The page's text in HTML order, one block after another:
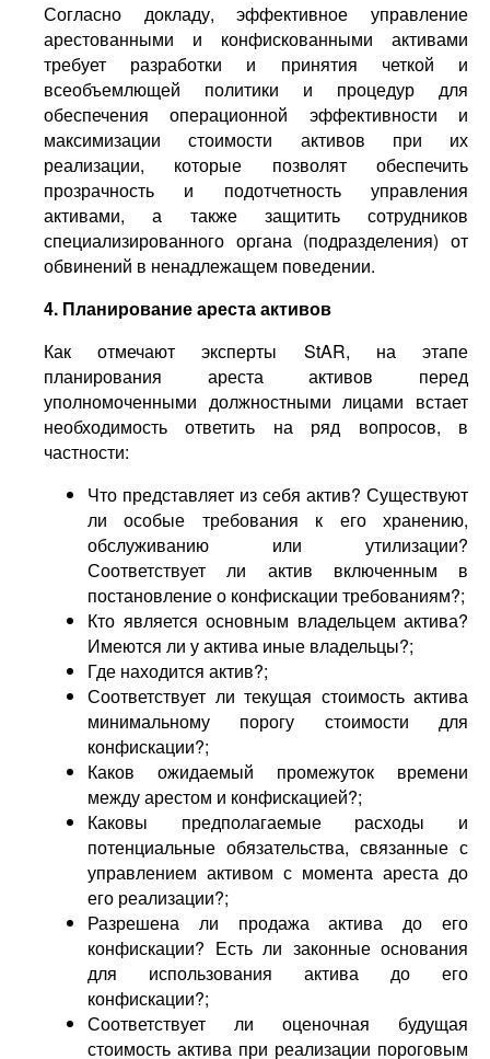
Согласно докладу, эффективное управление
арестованными и конфискованными активами
требует разработки и принятия четкой и
всеобъемлющей политики и процедур для
обеспечения операционной эффективности и
максимизации стоимости активов при их
реализации, которые позволят обеспечить
прозрачность и подотчетность управления
активами, а также защитить сотрудников
специализированного органа (подразделения) от
обвинений в ненадлежащем поведении.
4. Планирование ареста активов
Как отмечают эксперты StAR, на этапе
планирования ареста активов перед
уполномоченными должностными лицами встает
необходимость ответить на ряд вопросов, в
частности:
Что представляет из себя актив? Существуют
ли особые требования к его хранению,
обслуживанию или утилизации?
Соответствует ли актив включенным в
постановление о конфискации требованиям?;
Кто является основным владельцем актива?
Имеются ли у актива иные владельцы?;
Где находится актив?;
Соответствует ли текущая стоимость актива
минимальному порогу стоимости для
конфискации?;
Каков ожидаемый промежуток времени
между арестом и конфискацией?;
Каковы предполагаемые расходы и
потенциальные обязательства, связанные с
управлением активом с момента ареста до
его реализации?;
Разрешена ли продажа актива до его
конфискации? Есть ли законные основания
для использования актива до его
конфискации?;
Соответствует ли оценочная будущая
стоимость актива при реализации пороговым